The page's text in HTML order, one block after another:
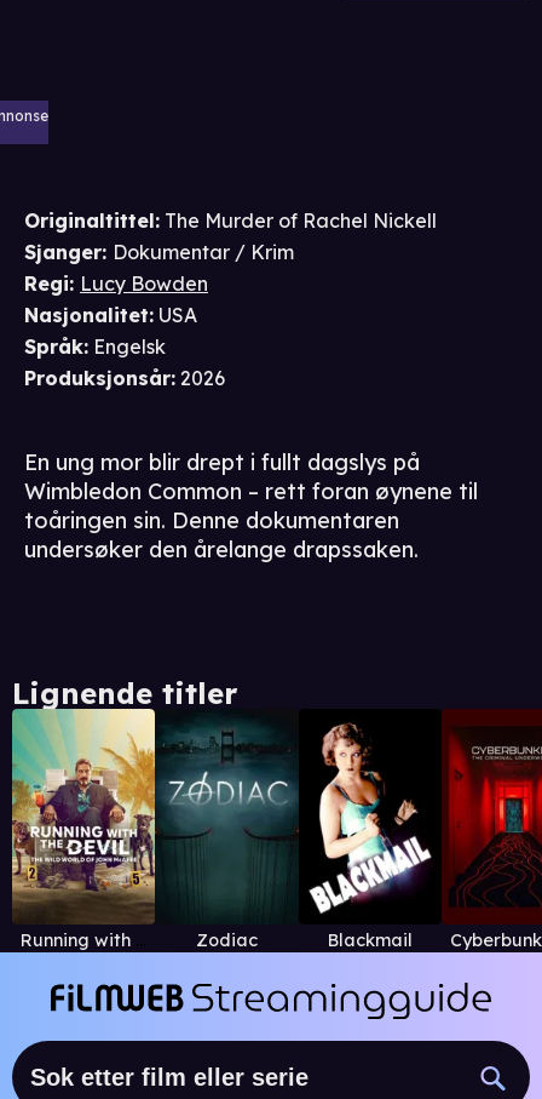
Originaltittel: The Murder of Rachel Nickell
Sjanger: Dokumentar / Krim
Regi: Lucy Bowden
Nasjonalitet: USA
Språk: Engelsk
Produksjonsår: 2026
En ung mor blir drept i fullt dagslys på
Wimbledon Common – rett foran øynene til
toåringen sin. Denne dokumentaren
undersøker den årelange drapssaken.
Lignende titler
Running with the Devil: The Wild World of John McAfee Zodiac Blackmail